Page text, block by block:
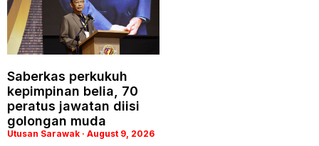
Saberkas perkukuh
kepimpinan belia, 70
peratus jawatan diisi
golongan muda
Utusan Sarawak August 9, 2026